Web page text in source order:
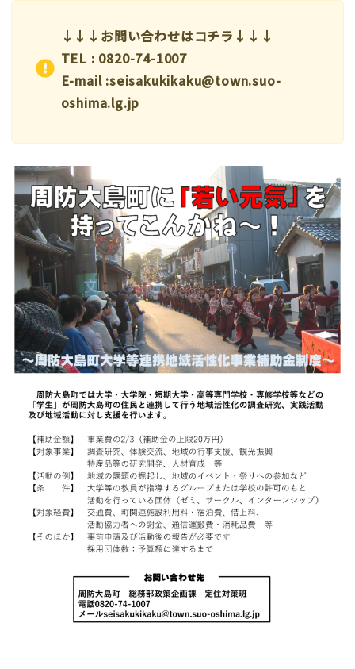
↓↓↓お問い合わせはコチラ↓↓↓
TEL : 0820-74-1007
E-mail :seisakukikaku@town.suo-
oshima.lg.jp